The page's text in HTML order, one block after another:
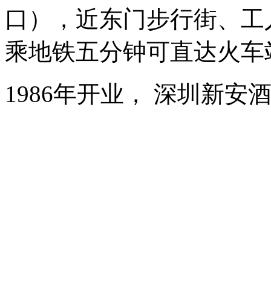
口），近东门步行街、
乘地铁五分钟可直达火
1986年开业， 深圳新